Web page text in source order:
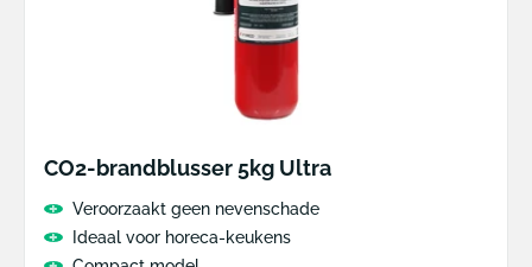
CO2-brandblusser 5kg Ultra
Veroorzaakt geen nevenschade
Ideaal voor horeca-keukens